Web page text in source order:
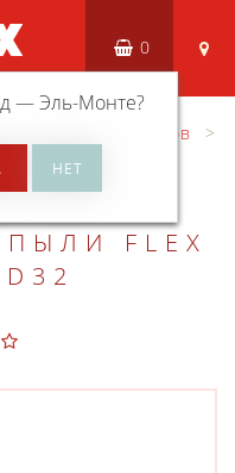
—Эль-Монте?
0
для пылесосов
ДЛЯ
FLEX